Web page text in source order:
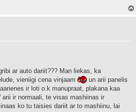
ar auto dariit??? Man liekas, ka
vieniigi cena vinjaam
un arii panelis
ir loti o.k manupraat, plakana kaa
ir normaali, te visas mashiinas ir
ko tu taisies dariit ar to mashiinu, lai